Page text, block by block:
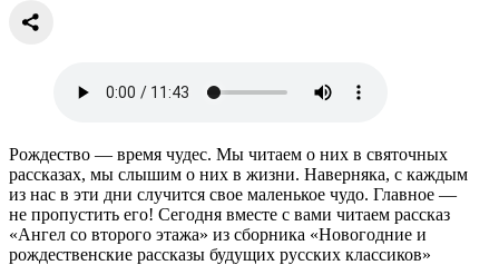
Рождество — время чудес. Мы читаем о них в святочных
рассказах, мы слышим о них в жизни. Наверняка, с каждым
из нас в эти дни случится свое маленькое чудо. Главное —
не пропустить его! Сегодня вместе с вами читаем рассказ
«Ангел со второго этажа» из сборника «Новогодние и
рождественские рассказы будущих русских классиков»